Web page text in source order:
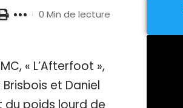
0 Min de lecture
« L’Afterfoot »,
et Daniel
du poids lourd de